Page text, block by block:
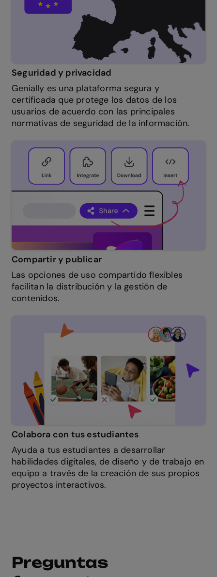
Seguridad y privacidad
Genially es una plataforma segura y
certificada que protege los datos de los
usuarios de acuerdo con las principales
normativas de seguridad de la información.
Compartir y publicar
Las opciones de uso compartido flexibles
facilitan la distribución y la gestión de
contenidos.
Colabora con tus estudiantes
Ayuda a tus estudiantes a desarrollar
habilidades digitales, de diseño y de trabajo en
equipo a través de la creación de sus propios
proyectos interactivos.
Preguntas